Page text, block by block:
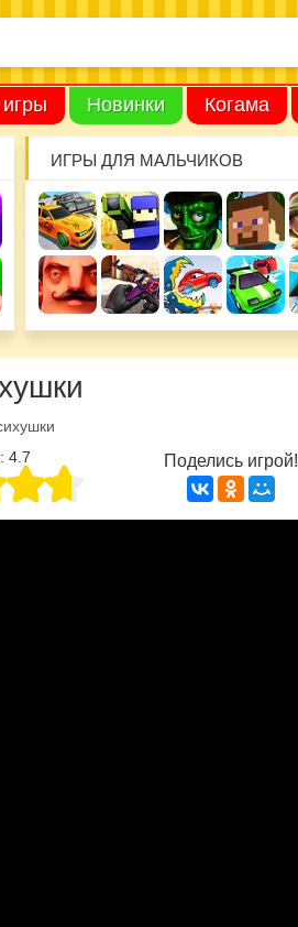
Новинки Когама
ИГРЫ ДЛЯ МАЛЬЧИКОВ
4.7 Поделись игрой!